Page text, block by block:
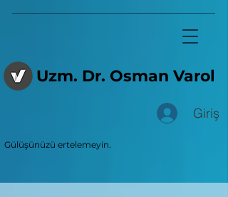
Uzm. Dr. Osman Varol
Giriş
Gülüşünüzü ertelemeyin.